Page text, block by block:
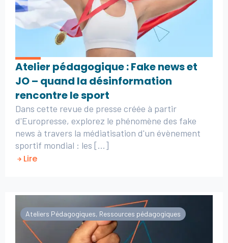
Atelier pédagogique : Fake news et
JO – quand la désinformation
rencontre le sport
Dans cette revue de presse créée à partir
d'Europresse, explorez le phénomène des fake
news à travers la médiatisation d'un évènement
sportif mondial : les [...]
Lire
Ateliers Pédagogiques, Ressources pédagogiques